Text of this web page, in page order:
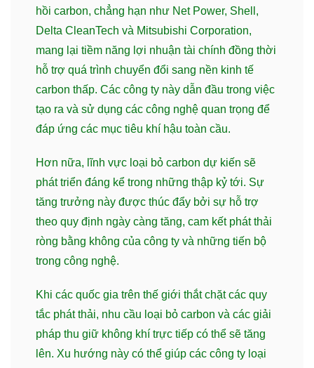
hồi carbon, chẳng hạn như Net Power, Shell,
Delta CleanTech và Mitsubishi Corporation,
mang lại tiềm năng lợi nhuận tài chính đồng thời
hỗ trợ quá trình chuyển đổi sang nền kinh tế
carbon thấp. Các công ty này dẫn đầu trong việc
tạo ra và sử dụng các công nghệ quan trọng để
đáp ứng các mục tiêu khí hậu toàn cầu.
Hơn nữa, lĩnh vực loại bỏ carbon dự kiến sẽ
phát triển đáng kể trong những thập kỷ tới. Sự
tăng trưởng này được thúc đẩy bởi sự hỗ trợ
theo quy định ngày càng tăng, cam kết phát thải
ròng bằng không của công ty và những tiến bộ
trong công nghệ.
Khi các quốc gia trên thế giới thắt chặt các quy
tắc phát thải, nhu cầu loại bỏ carbon và các giải
pháp thu giữ không khí trực tiếp có thể sẽ tăng
lên. Xu hướng này có thể giúp các công ty loại